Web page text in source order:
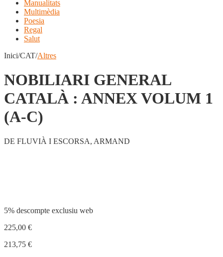
Manualitats
Multimèdia
Poesia
Regal
Salut
Inici/CAT/Altres
NOBILIARI GENERAL
CATALÀ : ANNEX VOLUM 1
(A-C)
DE FLUVIÀ I ESCORSA, ARMAND
5% descompte exclusiu web
225,00 €
213,75 €